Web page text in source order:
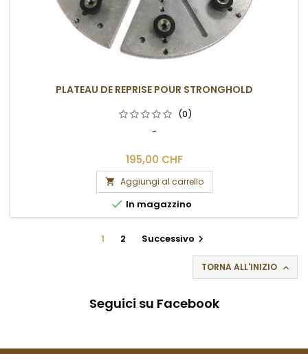
PLATEAU DE REPRISE POUR STRONGHOLD
(0)
-
195,00 CHF
 Aggiungi al carrello
 In magazzino
1 2 Successivo 
TORNA ALL'INIZIO 
Seguici su Facebook